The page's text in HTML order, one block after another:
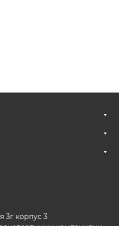
3г корпус 3